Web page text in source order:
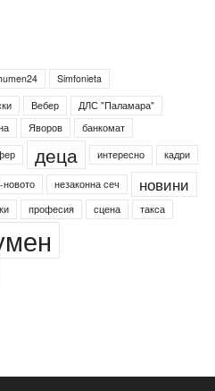
Simfonieta
Вебер
ДЛС "Паламара"
Яворов
банкомат
деца интересно кадри
новото незаконна сеч новини
професия сцена такса